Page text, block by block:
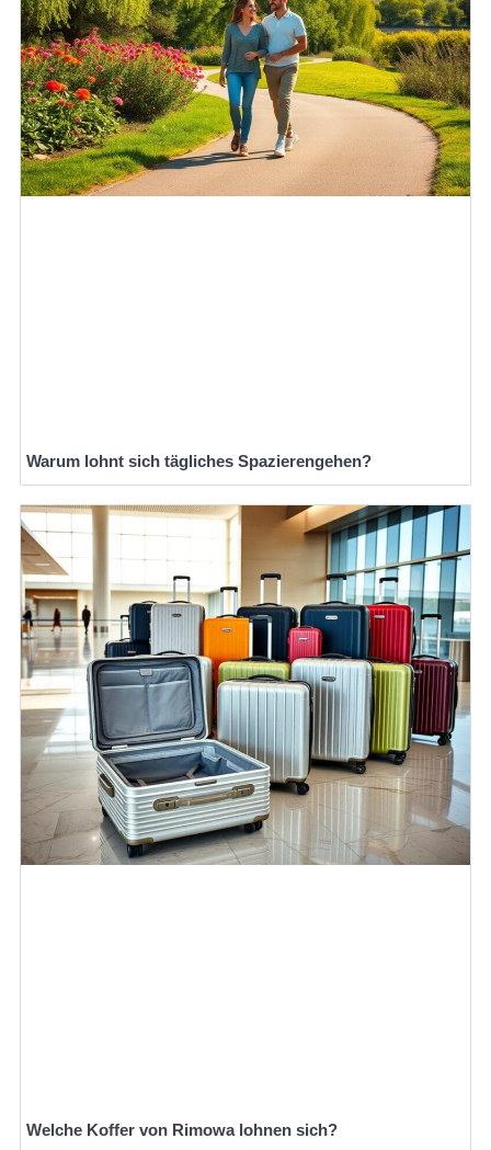
Warum lohnt sich tägliches Spazierengehen?
Welche Koffer von Rimowa lohnen sich?